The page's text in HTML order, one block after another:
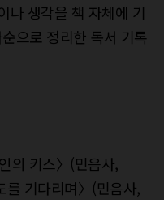
나 생각을 책 자체에 기
으로 정리한 독서 기록
의 키스〉(민음사,
기다리며〉(민음사,